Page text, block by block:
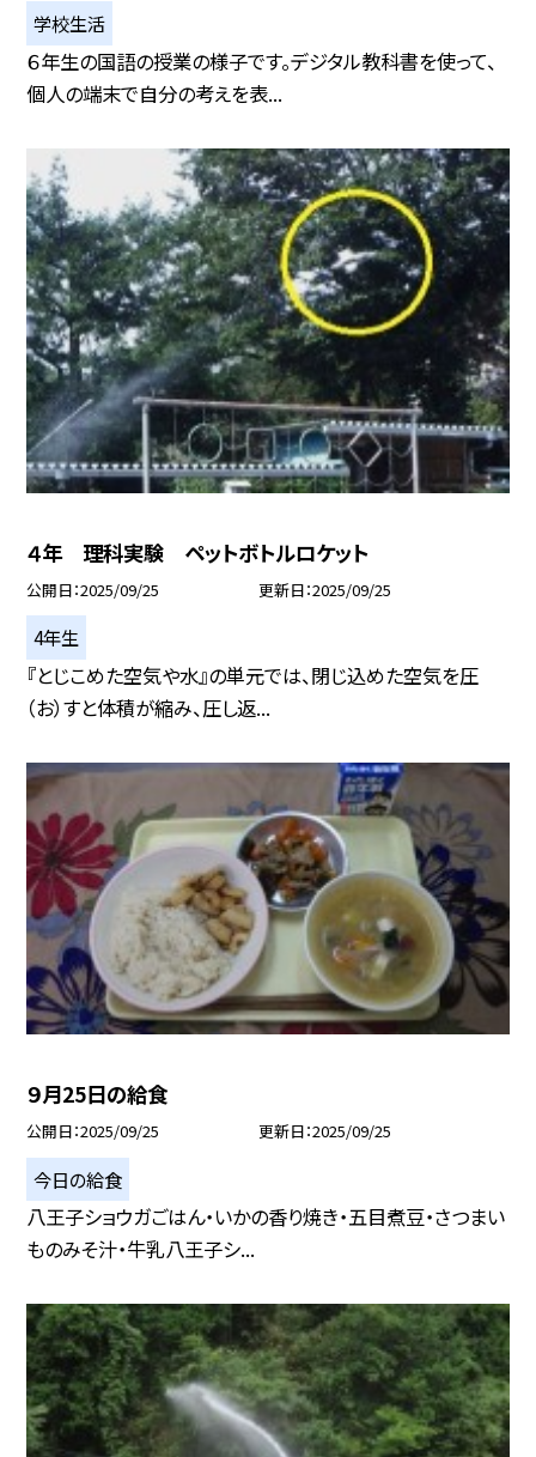
学校生活
６年生の国語の授業の様子です。デジタル教科書を使って、
個人の端末で自分の考えを表...
４年 理科実験 ペットボトルロケット
公開日 2025/09/25 更新日 2025/09/25
4年生
『とじこめた空気や水』の単元では、閉じ込めた空気を圧
（お）すと体積が縮み、圧し返...
９月25日の給食
公開日 2025/09/25 更新日 2025/09/25
今日の給食
八王子ショウガごはん・いかの香り焼き・五目煮豆・さつまい
ものみそ汁・牛乳八王子シ...